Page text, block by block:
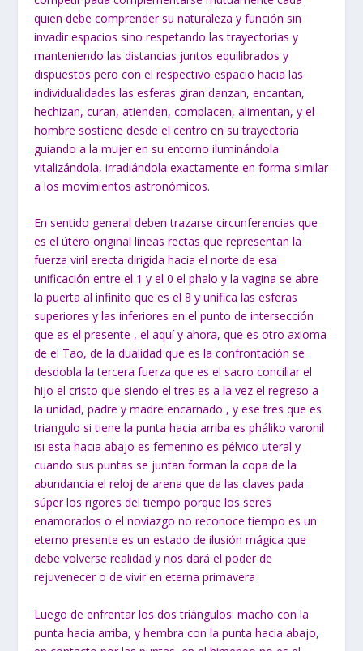
quien debe comprender su naturaleza y función sin
invadir espacios sino respetando las trayectorias y
manteniendo las distancias juntos equilibrados y
dispuestos pero con el respectivo espacio hacia las
individualidades las esferas giran danzan, encantan,
hechizan, curan, atienden, complacen, alimentan, y el
hombre sostiene desde el centro en su trayectoria
guiando a la mujer en su entorno iluminándola
vitalizándola, irradiándola exactamente en forma similar
a los movimientos astronómicos.
En sentido general deben trazarse circunferencias que
es el útero original líneas rectas que representan la
fuerza viril erecta dirigida hacia el norte de esa
unificación entre el 1 y el 0 el phalo y la vagina se abre
la puerta al infinito que es el 8 y unifica las esferas
superiores y las inferiores en el punto de intersección
que es el presente , el aquí y ahora, que es otro axioma
de el Tao, de la dualidad que es la confrontación se
desdobla la tercera fuerza que es el sacro conciliar el
hijo el cristo que siendo el tres es a la vez el regreso a
la unidad, padre y madre encarnado , y ese tres que es
triangulo si tiene la punta hacia arriba es pháliko varonil
isi esta hacia abajo es femenino es pélvico uteral y
cuando sus puntas se juntan forman la copa de la
abundancia el reloj de arena que da las claves pada
súper los rigores del tiempo porque los seres
enamorados o el noviazgo no reconoce tiempo es un
eterno presente es un estado de ilusión mágica que
debe volverse realidad y nos dará el poder de
rejuvenecer o de vivir en eterna primavera
Luego de enfrentar los dos triángulos: macho con la
punta hacia arriba, y hembra con la punta hacia abajo,